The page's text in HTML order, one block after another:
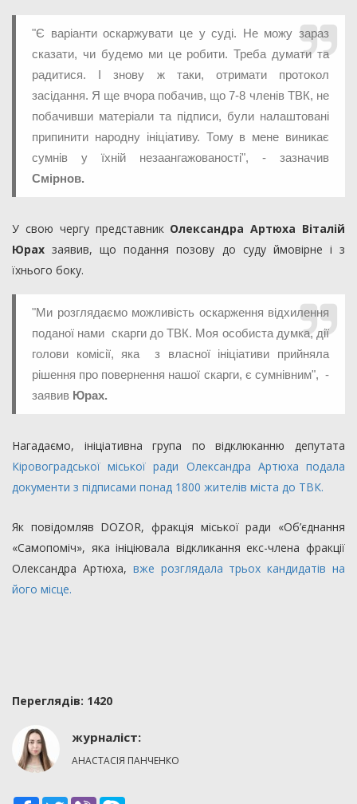
"Є варіанти оскаржувати це у суді. Не можу зараз
сказати, чи будемо ми це робити. Треба думати та
радитися. І знову ж таки, отримати протокол
засідання. Я ще вчора побачив, що 7-8 членів ТВК, не
побачивши матеріали та підписи, були налаштовані
припинити народну ініціативу. Тому в мене виникає
сумнів у їхній незаангажованості", - зазначив
Смірнов.
У свою чергу представникОлександра Артюха Віталій
Юрах заявив, що подання позову до суду ймовірне і з
їхнього боку.
"Ми розглядаємо можливість оскарження відхилення
поданої нами скарги до ТВК. Моя особиста думка, дії
голови комісії, яка з власної ініціативи прийняла
рішення про повернення нашої скарги, є сумнівним", -
заявив Юрах.
Нагадаємо, ініціативна група по відклюканню депутата
Кіровоградської міської ради Олександра Артюха подала
документи з підписами понад 1800 жителів міста до ТВК.
Як повідомляв DOZOR, фракція міської ради «Об’єднання
«Самопоміч», яка ініціювала відкликання екс-члена фракції
Олександра Артюха, вже розглядала трьох кандидатів на
його місце.
Переглядiв: 1420
журналіст:
АНАСТАСІЯ ПАНЧЕНКО